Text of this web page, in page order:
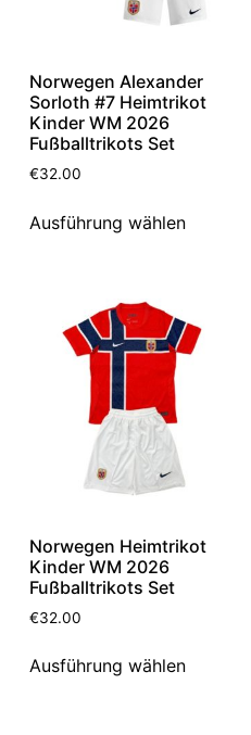
Norwegen Alexander
Sorloth #7 Heimtrikot
Kinder WM 2026
Fußballtrikots Set
€32.00
Ausführung wählen
Norwegen Heimtrikot
Kinder WM 2026
Fußballtrikots Set
€32.00
Ausführung wählen